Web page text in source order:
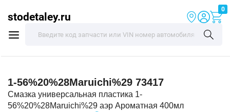
stodetaley.ru
0
1-56%20%28Maruichi%29 73417
Смазка универсальная пластика 1-
56%20%28Maruichi%29 аэр Ароматная 400мл